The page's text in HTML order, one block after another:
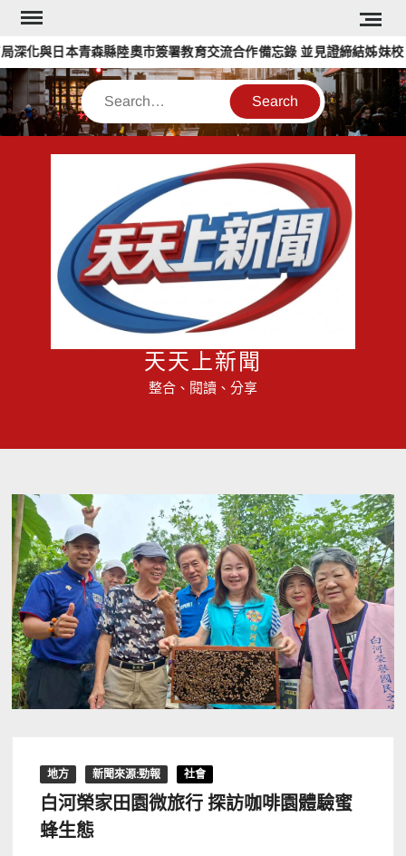
Skip
content
與日本青森縣陸奧市簽署教育交流合作備忘錄 並見證締結姊妹校
Search
天天上新聞
整合、閱讀、分享
地方 新聞來源:勁報 社會
白河榮家田園微旅行 探訪咖啡園體驗蜜
蜂生態